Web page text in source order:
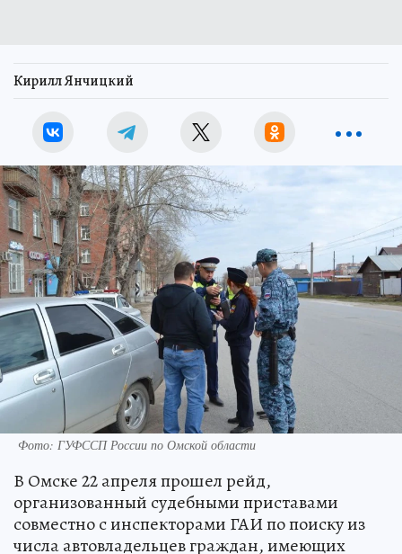
Кирилл Янчицкий
Фото: ГУФССП России по Омской области
В Омске 22 апреля прошел рейд,
организованный судебными приставами
совместно с инспекторами ГАИ по поиску из
числа автовладельцев граждан, имеющих